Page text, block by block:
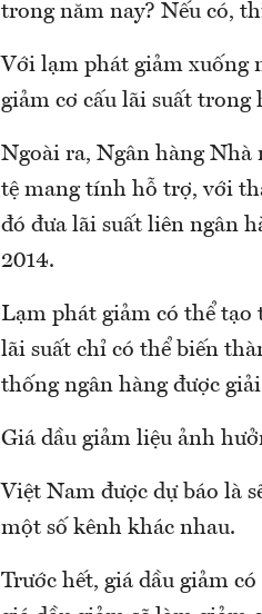
trong năm nay? Nếu có,
Với lạm phát giảm xuống
giảm cơ cấu lãi suất trong
Ngoài ra, Ngân hàng
tệ mang tính hỗ trợ, với
đó đưa lãi suất liên ngân
2014.
Lạm phát giảm có thể tạo
lãi suất chỉ có thể biến
thống ngân hàng được
Giá dầu giảm liệu ảnh
Việt Nam được dự báo là
một số kênh khác nhau.
Trước hết, giá dầu giảm